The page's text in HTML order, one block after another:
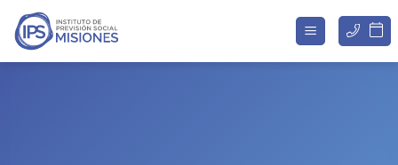
Saltar
contenido